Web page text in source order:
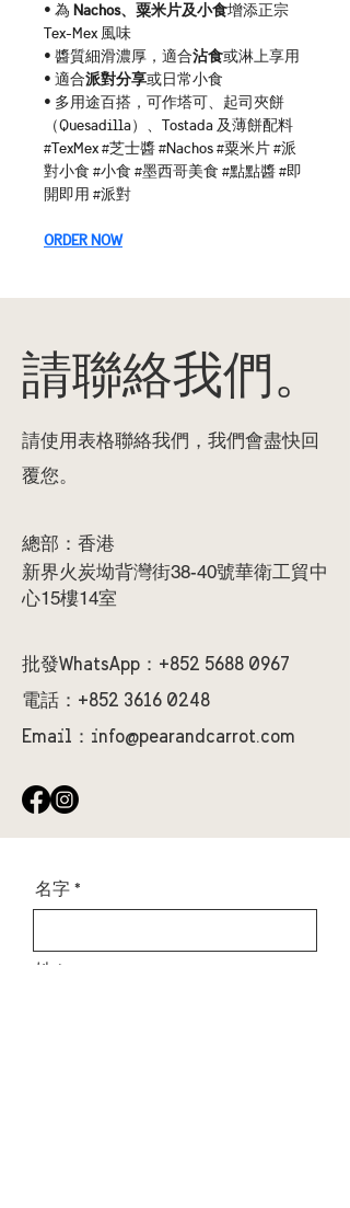
• 為 Nachos、粟米片及小食增添正宗
Tex-Mex 風味
• 醬質細滑濃厚，適合沾食或淋上享用
• 適合派對分享或日常小食
• 多用途百搭，可作塔可、起司夾餅
（Quesadilla）、Tostada 及薄餅配料
#TexMex #芝士醬 #Nachos #粟米片 #派
對小食 #小食 #墨西哥美食 #點點醬 #即
開即用 #派對
ORDER NOW
請聯絡我們。
請使用表格聯絡我們，我們會盡快回
覆您。
總部：香港
新界火炭坳背灣街38-40號華衛工貿中
心15樓14室
批發WhatsApp：+852 5688 0967
電話：+852 3616 0248
Email： info@pearandcarrot.com
名字